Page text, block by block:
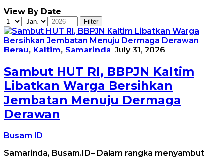
View By Date
Berau, Kaltim, Samarinda July 31, 2026
Sambut HUT RI, BBPJN Kaltim
Libatkan Warga Bersihkan
Jembatan Menuju Dermaga
Derawan
Busam ID
Samarinda, Busam.ID– Dalam rangka menyambut